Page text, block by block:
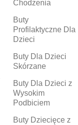
Chodzenia
Buty
Profilaktyczne Dla
Dzieci
Buty Dla Dzieci
Skórzane
Buty Dla Dzieci z
Wysokim
Podbiciem
Buty Dziecięce z